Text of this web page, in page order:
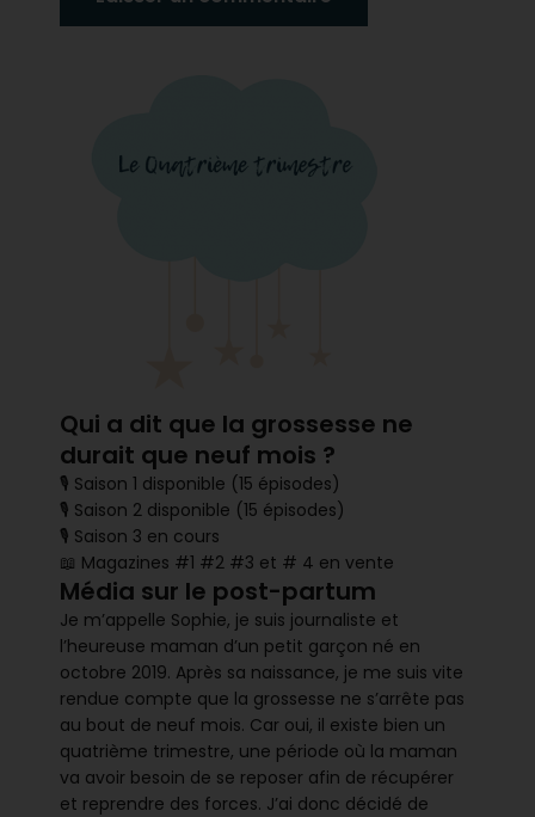
Qui a dit que la grossesse ne
durait que neuf mois ?
🎙 Saison 1 disponible (15 épisodes)
🎙 Saison 2 disponible (15 épisodes)
🎙 Saison 3 en cours
📖 Magazines #1 #2 #3 et # 4 en vente
Média sur le post-partum
Je m’appelle Sophie, je suis journaliste et
l’heureuse maman d’un petit garçon né en
octobre 2019. Après sa naissance, je me suis vite
rendue compte que la grossesse ne s’arrête pas
au bout de neuf mois. Car oui, il existe bien un
quatrième trimestre, une période où la maman
va avoir besoin de se reposer afin de récupérer
et reprendre des forces. J’ai donc décidé de